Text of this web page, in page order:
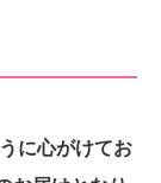
に心がけてお